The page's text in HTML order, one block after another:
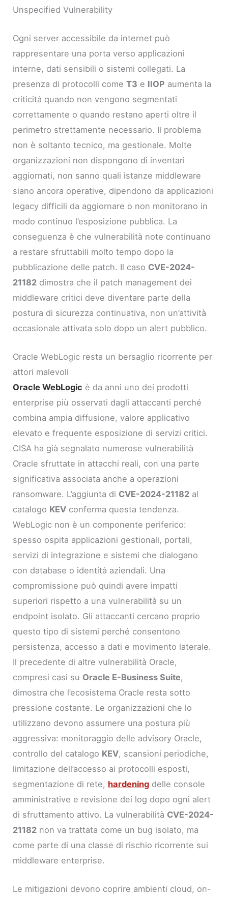
Unspecified Vulnerability
Ogni server accessibile da internet può
rappresentare una porta verso applicazioni
interne, dati sensibili o sistemi collegati. La
presenza di protocolli comeT3 e IIOP aumenta la
criticità quando non vengono segmentati
correttamente o quando restano aperti oltre il
perimetro strettamente necessario. Il problema
non è soltanto tecnico, ma gestionale. Molte
organizzazioni non dispongono di inventari
aggiornati, non sanno quali istanze middleware
siano ancora operative, dipendono da applicazioni
legacy difficili da aggiornare o non monitorano in
modo continuo l’esposizione pubblica. La
conseguenza è che vulnerabilità note continuano
a restare sfruttabili molto tempo dopo la
pubblicazione delle patch. Il caso CVE-2024-
21182 dimostra che il patch management dei
middleware critici deve diventare parte della
postura di sicurezza continuativa, non un’attività
occasionale attivata solo dopo un alert pubblico.
Oracle WebLogic resta un bersaglio ricorrente per
attori malevoli
Oracle WebLogic è da anni uno dei prodotti
enterprise più osservati dagli attaccanti perché
combina ampia diffusione, valore applicativo
elevato e frequente esposizione di servizi critici.
CISA ha già segnalato numerose vulnerabilità
Oracle sfruttate in attacchi reali, con una parte
significativa associata anche a operazioni
ransomware. L’aggiunta di CVE-2024-21182 al
catalogo KEV conferma questa tendenza.
WebLogic non è un componente periferico:
spesso ospita applicazioni gestionali, portali,
servizi di integrazione e sistemi che dialogano
con database o identità aziendali. Una
compromissione può quindi avere impatti
superiori rispetto a una vulnerabilità su un
endpoint isolato. Gli attaccanti cercano proprio
questo tipo di sistemi perché consentono
persistenza, accesso a dati e movimento laterale.
Il precedente di altre vulnerabilità Oracle,
compresi casi su Oracle E-Business Suite,
dimostra che l’ecosistema Oracle resta sotto
pressione costante. Le organizzazioni che lo
utilizzano devono assumere una postura più
aggressiva: monitoraggio delle advisory Oracle,
controllo del catalogo KEV, scansioni periodiche,
limitazione dell’accesso ai protocolli esposti,
segmentazione di rete, hardening delle console
amministrative e revisione dei log dopo ogni alert
di sfruttamento attivo. La vulnerabilità CVE-2024-
21182 non va trattata come un bug isolato, ma
come parte di una classe di rischio ricorrente sui
middleware enterprise.
Le mitigazioni devono coprire ambienti cloud, on-